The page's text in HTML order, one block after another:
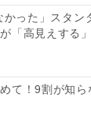
座（牡牛座）
（双子座）
かった」スタン
「高見えする」
て！9割が知ら